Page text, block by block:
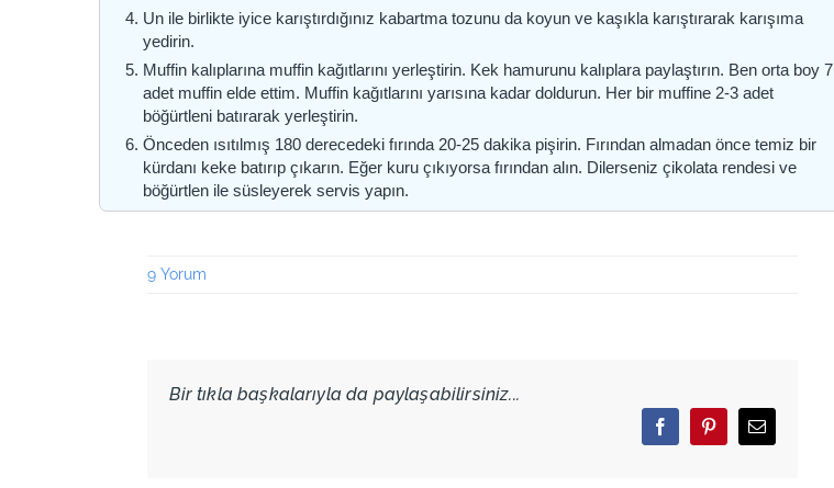
Un ile birlikte iyice karıştırdığınız kabartma tozunu da koyun ve kaşıkla karıştırarak karışıma
yedirin.
Muffin kalıplarına muffin kağıtlarını yerleştirin. Kek hamurunu kalıplara paylaştırın. Ben orta boy 7
adet muffin elde ettim. Muffin kağıtlarını yarısına kadar doldurun. Her bir muffine 2-3 adet
böğürtleni batırarak yerleştirin.
Önceden ısıtılmış 180 derecedeki fırında 20-25 dakika pişirin. Fırından almadan önce temiz bir
kürdanı keke batırıp çıkarın. Eğer kuru çıkıyorsa fırından alın. Dilerseniz çikolata rendesi ve
böğürtlen ile süsleyerek servis yapın.
9 Yorum
Bir tıkla başkalarıyla da paylaşabilirsiniz...
FacebookPinterestEmail